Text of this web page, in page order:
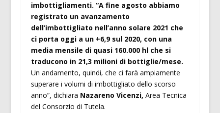
imbottigliamenti. “A fine agosto abbiamo
registrato un avanzamento
dell’imbottigliato nell’anno solare 2021 che
ci porta oggi a un +6,9 sul 2020, con una
media mensile di quasi 160.000 hl che si
traducono in 21,3 milioni di bottiglie/mese.
Un andamento, quindi, che ci farà ampiamente
superare i volumi di imbottigliato dello scorso
anno”, dichiara Nazareno Vicenzi, Area Tecnica
del Consorzio di Tutela.